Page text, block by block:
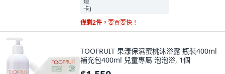
僅剩2件， 要買要快！
TOOFRUIT 果漾保濕蜜桃沐浴露 瓶裝400ml
補充包400ml 兒童專屬 泡泡浴, 1個